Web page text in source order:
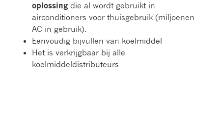
oplossing die al wordt gebruikt in
airconditioners voor thuisgebruik (miljoenen
AC in gebruik).
Eenvoudig bijvullen van koelmiddel
Het is verkrijgbaar bij alle
koelmiddeldistributeurs